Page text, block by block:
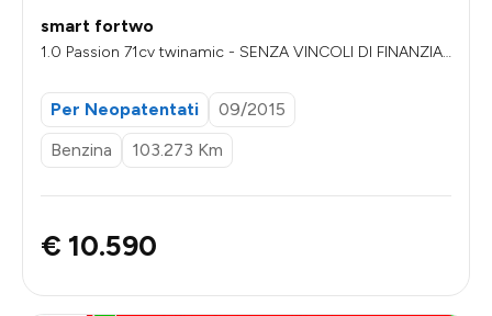
smart fortwo
1.0 Passion 71cv twinamic - SENZA VINCOLI DI FINANZIA
Per Neopatentati
09/2015
Benzina
103.273 Km
€ 10.590